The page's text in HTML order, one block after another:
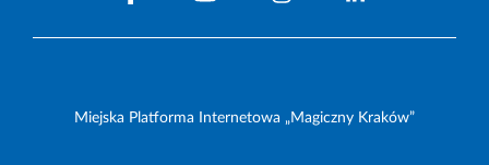
Miejska Platforma Internetowa „Magiczny Kraków”